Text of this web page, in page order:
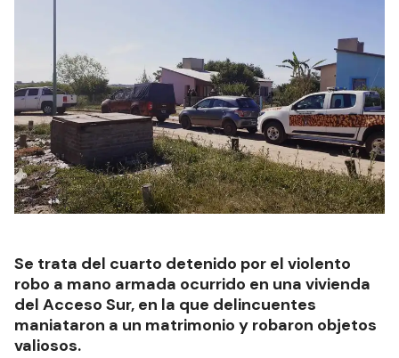
Se trata del cuarto detenido por el violento
robo a mano armada ocurrido en una vivienda
del Acceso Sur, en la que delincuentes
maniataron a un matrimonio y robaron objetos
valiosos.